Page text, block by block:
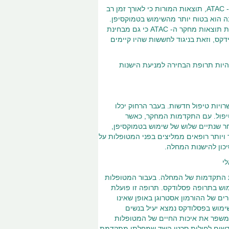
בימים אלה, התפרסמו תוצאות מעקב ממושך אחר החולות שהשתתפו במחקר ה- ATAC, תוצאות המורות כי לאורך זמן רב
בה הוא בטוח יותר מהשימוש בטמוקסיפן.
לצד ההפחתה במידת הסיכון לסרטן רירית הרחם ואירועים של קרישת הדם, מורות תוצאות מחקר ה- ATAC כי גם מבחינת
וזאת בניגוד לחששות שהיו קיימים
תרופת הבחירה למניעת הישנות
טיפול חדשות. בעבר הרחוק יכלו
אך ורק בטמוקסיפן – למשך תקופה מרבית של 5 שנות טיפול. עם התקדמות המחקר, כאשר
שנתיים שלוש של שימוש בטמוקסיפן,
רופאים ממליצים בפני המטופלות על
להישנות המחלה.
התקדמות של המחלה. בעבור המטופלות
בתרופה פסלודקס. תרופה זו פועלת
של ההורמון אסטרוגן באופן שאינו
בפסלודקס נמצא יעיל בנשים
את איכות החיים של המטופלות